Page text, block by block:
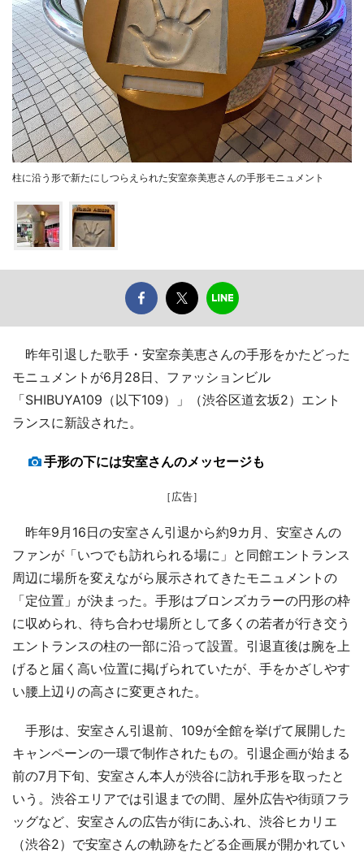
柱に沿う形で新たにしつらえられた安室奈美恵さんの手形モニュメント
昨年引退した歌手・安室奈美恵さんの手形をかたどった
モニュメントが6月28日、ファッションビル
「SHIBUYA109（以下109）」（渋谷区道玄坂2）エント
ランスに新設された。
手形の下には安室さんのメッセージも
［広告］
昨年9月16日の安室さん引退から約9カ月、安室さんの
ファンが「いつでも訪れられる場に」と同館エントランス
周辺に場所を変えながら展示されてきたモニュメントの
「定位置」が決まった。手形はブロンズカラーの円形の枠
に収められ、待ち合わせ場所として多くの若者が行き交う
エントランスの柱の一部に沿って設置。引退直後は腕を上
げると届く高い位置に掲げられていたが、手をかざしやす
い腰上辺りの高さに変更された。
手形は、安室さん引退前、109が全館を挙げて展開した
キャンペーンの一環で制作されたもの。引退企画が始まる
前の7月下旬、安室さん本人が渋谷に訪れ手形を取ったと
いう。渋谷エリアでは引退までの間、屋外広告や街頭フラ
ッグなど、安室さんの広告が街にあふれ、渋谷ヒカリエ
（渋谷2）で安室さんの軌跡をたどる企画展が開かれてい